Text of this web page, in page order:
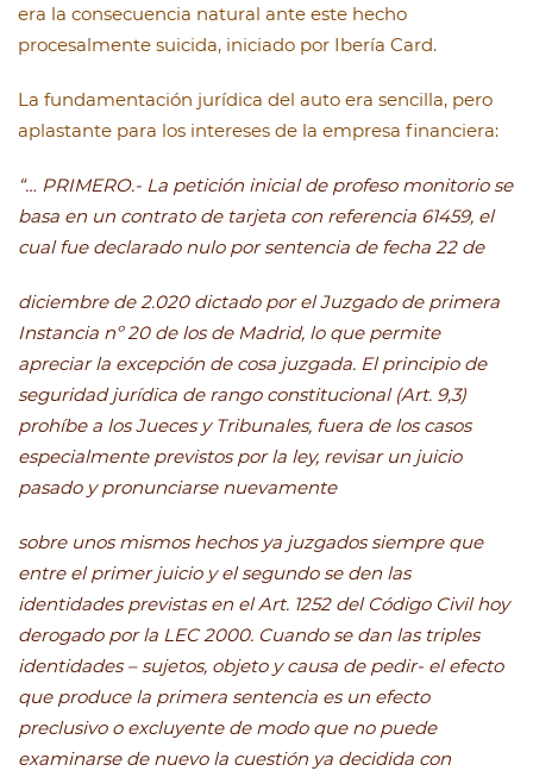
era la consecuencia natural ante este hecho
procesalmente suicida, iniciado por Ibería Card.
La fundamentación jurídica del auto era sencilla, pero
aplastante para los intereses de la empresa financiera:
“… PRIMERO.- La petición inicial de profeso monitorio se
basa en un contrato de tarjeta con referencia 61459, el
cual fue declarado nulo por sentencia de fecha 22 de
diciembre de 2.020 dictado por el Juzgado de primera
Instancia nº 20 de los de Madrid, lo que permite
apreciar la excepción de cosa juzgada. El principio de
seguridad jurídica de rango constitucional (Art. 9,3)
prohíbe a los Jueces y Tribunales, fuera de los casos
especialmente previstos por la ley, revisar un juicio
pasado y pronunciarse nuevamente
sobre unos mismos hechos ya juzgados siempre que
entre el primer juicio y el segundo se den las
identidades previstas en el Art. 1252 del Código Civil hoy
derogado por la LEC 2000. Cuando se dan las triples
identidades – sujetos, objeto y causa de pedir- el efecto
que produce la primera sentencia es un efecto
preclusivo o excluyente de modo que no puede
examinarse de nuevo la cuestión ya decidida con